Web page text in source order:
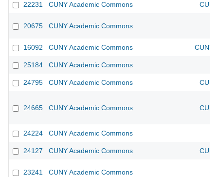
22231 CUNY Academic Commons
20675 CUNY Academic Commons
16092 CUNY Academic Commons CUNY
25184 CUNY Academic Commons
24795 CUNY Academic Commons
24665 CUNY Academic Commons
24224 CUNY Academic Commons
24127 CUNY Academic Commons
23241 CUNY Academic Commons